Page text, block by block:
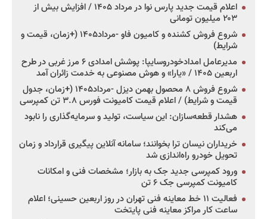
اعلام قیمت جدید پارس نوا در مرداد ۱۴۰۵ / افزایش بیش از
۲۰۳ میلیون تومانی
شروع فروش کشنده و کامیون فاو -مرداد۱۴۰۵ (+زمان، قیمت و
شرایط)
مدیرعامل امدادخودروسایپا: پوشش امدادی ۶ مرز غربی در طرح
اربعین ۱۴۰۵ / «یارا» و هوش مصنوعی به خدمت زائران آمد
شروع فروش ۸ محصول بهمن دیزل -مرداد۱۴۰۵ (+زمان، جدول
قیمت و شرایط) / اعلام قیمت کامیونت فورس ۳.۸ تن کمپرسی
هشدار قطعه‌سازان: این سیاست، تولید و سرمایه‌گذاری را نابود
می‌کند
خریداران نیسان ترا بخوانند؛ سامانه آنلاین پیگیری قرارداد و زمان
تحویل خودرو راه‌اندازی شد
ورود کمپرسی جدید جک به بازار؛ مشخصات فنی و امکانات
کامیونت کمپرسی جک ۶ تن
فعالیت ۱۱ خط معاینه فنی تهران در روز اربعین حسینی؛ اعلام
ساعت کار مراکز معاینه فنی پایتخت